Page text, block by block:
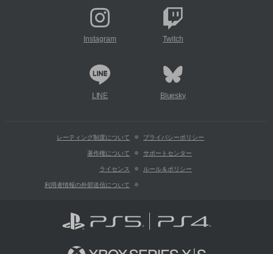
Instagram Twitch
LINE Bluesky
レーティング制度について プライバシーポリシー
著作権について サポートセンター
ライセンス ルール＆ポリシー
利用者情報の外部送信について